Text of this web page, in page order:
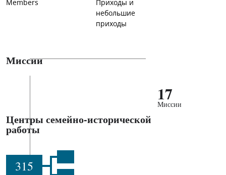
Members
Приходы и
небольшие
приходы
Миссии
17
Миссии
Центры семейно-исторической
работы
315